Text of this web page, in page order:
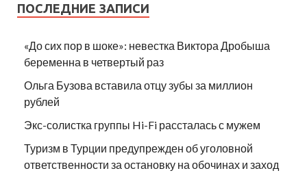
ПОСЛЕДНИЕ ЗАПИСИ
«До сих пор в шоке»: невестка Виктора Дробыша
беременна в четвертый раз
Ольга Бузова вставила отцу зубы за миллион
рублей
Экс-солистка группы Hi-Fi рассталась с мужем
Туризм в Турции предупрежден об уголовной
ответственности за остановку на обочинах и заход